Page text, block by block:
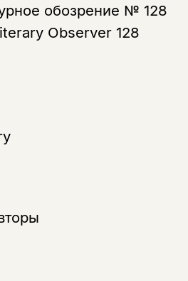
обозрение № 128
Observer 128